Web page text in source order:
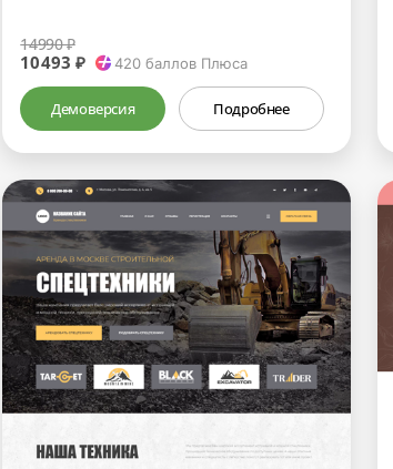
14990 ₽
10493 ₽ 420баллов Плюса
Демоверсия Подробнее